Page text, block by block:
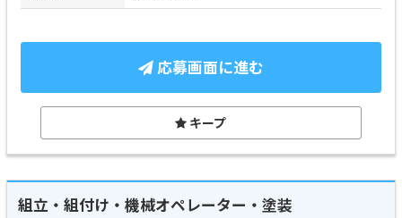
応募画面に進む
キープ
組立・組付け・機械オペレーター・塗装